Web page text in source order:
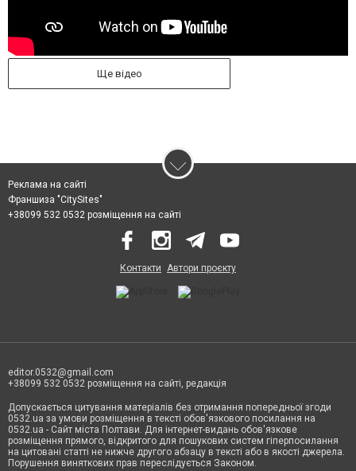
Ще відео
Реклама на сайті
Франшиза "CitySites"
+38099 532 0532 розміщення на сайті
Контакти Автори проєкту
editor.0532@gmail.com
+38099 532 0532 розміщення на сайті, редакція
Допускається цитування матеріалів без отримання попередньої згоди
0532.ua за умови розміщення в тексті обов'язкового посилання на
0532.ua - Сайт міста Полтави. Для інтернет-видань обов'язкове
розміщення прямого, відкритого для пошукових систем гіперпосилання
на цитовані статті не нижче другого абзацу в тексті або в якості джерела.
Порушення виняткових прав переслідується Законом.